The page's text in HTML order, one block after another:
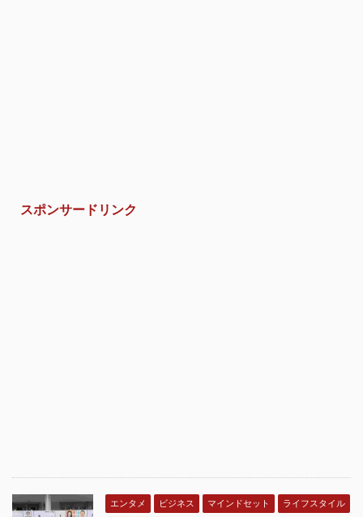
スポンサードリンク
エンタメ ビジネス マインドセット
ライフスタイル